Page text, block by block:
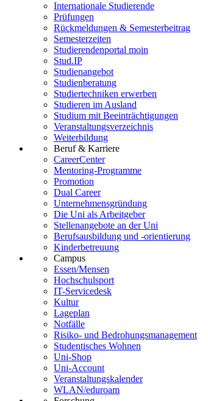
Internationale Studierende
Prüfungen
Rückmeldungen & Semesterbeitrag
Semesterzeiten
Studierendenportal moin
Stud.IP
Studienangebot
Studienberatung
Studiertechniken erwerben
Studieren im Ausland
Studium mit Beeinträchtigungen
Veranstaltungsverzeichnis
Weiterbildung
Beruf & Karriere
CareerCenter
Mentoring-Programme
Promotion
Dual Career
Unternehmensgründung
Die Uni als Arbeitgeber
Stellenangebote an der Uni
Berufsausbildung und -orientierung
Kinderbetreuung
Campus
Essen/Mensen
Hochschulsport
IT-Servicedesk
Kultur
Lageplan
Notfälle
Risiko- und Bedrohungsmanagement
Studentisches Wohnen
Uni-Shop
Uni-Account
Veranstaltungskalender
WLAN/eduroam